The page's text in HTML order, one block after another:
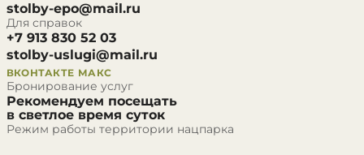
stolby-epo@mail.ru
Для справок
+7 913 830 52 03
stolby-uslugi@mail.ru
ВКОНТАКТЕ МАКС
Бронирование услуг
Рекомендуем посещать
в светлое время суток
Режим работы территории нацпарка